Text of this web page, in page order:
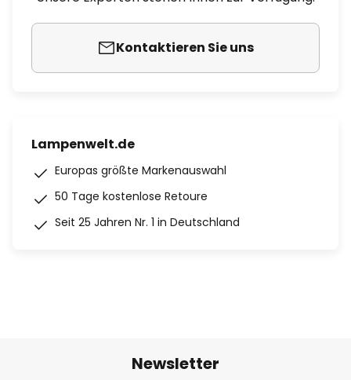
Kontaktieren Sie uns
Lampenwelt.de
Europas größte Markenauswahl
50 Tage kostenlose Retoure
Seit 25 Jahren Nr. 1 in Deutschland
Newsletter